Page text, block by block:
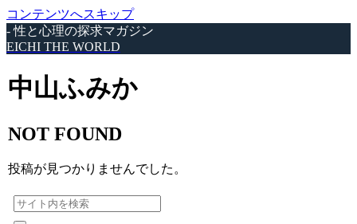
コンテンツへスキップ
- 性と心理の探求マガジン
EICHI THE WORLD
中山ふみか
NOT FOUND
投稿が見つかりませんでした。